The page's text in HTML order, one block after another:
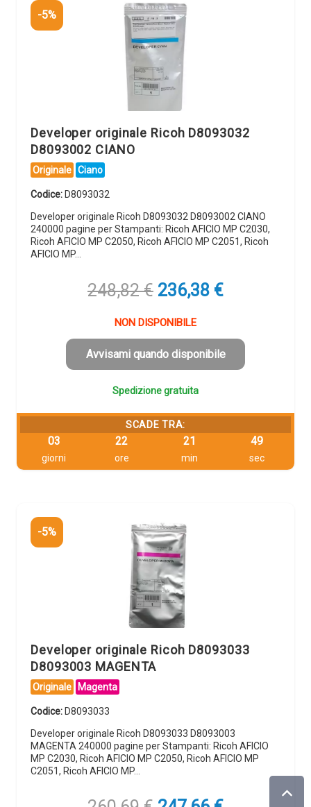
-5%
Developer originale Ricoh D8093032
D8093002 CIANO
Originale Ciano
Codice: D8093032
Developer originale Ricoh D8093032 D8093002 CIANO
240000 pagine per Stampanti: Ricoh AFICIO MP C2030,
Ricoh AFICIO MP C2050, Ricoh AFICIO MP C2051, Ricoh
AFICIO MP…
248,82€ Il
prezzo
originale
era:
248,82 €.
236,38 €Il
è:
236,38 €.
NON DISPONIBILE
Avvisami quando disponibile
Spedizione gratuita
SCADE TRA:
03
giorni
22
ore
21
min
48
sec
-5%
Developer originale Ricoh D8093033
D8093003 MAGENTA
Originale Magenta
Codice: D8093033
Developer originale Ricoh D8093033 D8093003
MAGENTA 240000 pagine per Stampanti: Ricoh AFICIO
MP C2030, Ricoh AFICIO MP C2050, Ricoh AFICIO MP
C2051, Ricoh AFICIO MP…